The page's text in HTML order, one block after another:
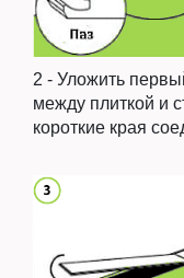
2 - Уложить
между плиткой и
короткие края